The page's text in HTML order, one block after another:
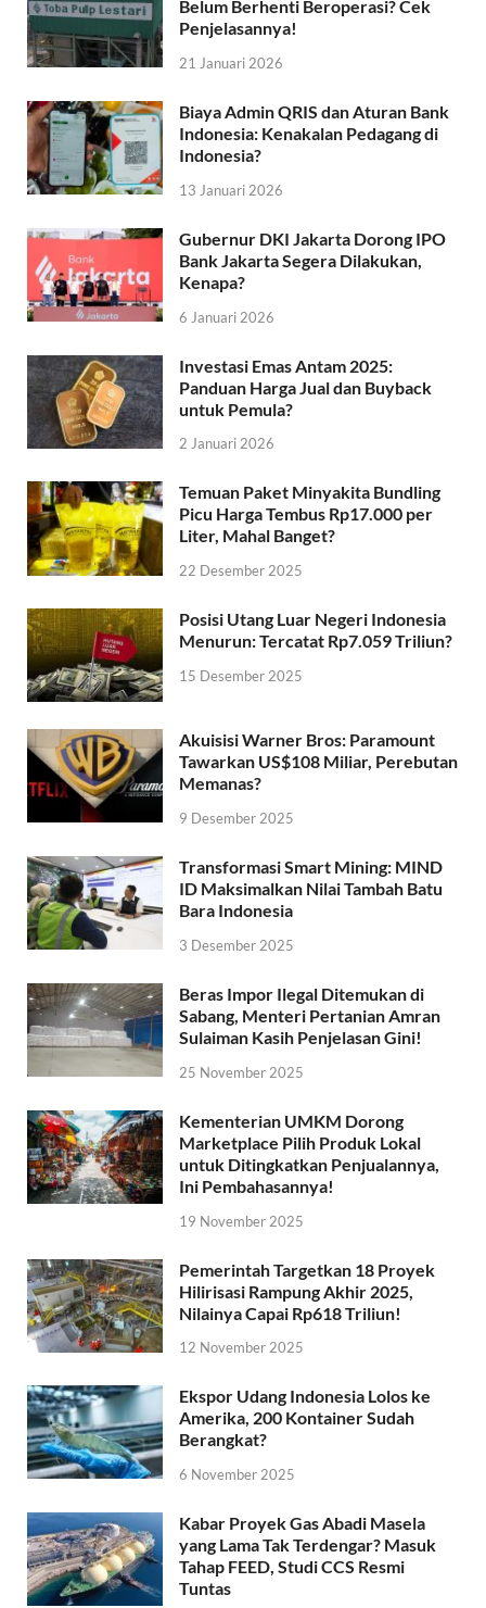
Belum Berhenti Beroperasi? Cek
Penjelasannya!
21 Januari 2026
Biaya Admin QRIS dan Aturan Bank
Indonesia: Kenakalan Pedagang di
Indonesia?
13 Januari 2026
Gubernur DKI Jakarta Dorong IPO
Bank Jakarta Segera Dilakukan,
Kenapa?
6 Januari 2026
Investasi Emas Antam 2025:
Panduan Harga Jual dan Buyback
untuk Pemula?
2 Januari 2026
Temuan Paket Minyakita Bundling
Picu Harga Tembus Rp17.000 per
Liter, Mahal Banget?
22 Desember 2025
Posisi Utang Luar Negeri Indonesia
Menurun: Tercatat Rp7.059 Triliun?
15 Desember 2025
Akuisisi Warner Bros: Paramount
Tawarkan US$108 Miliar, Perebutan
Memanas?
9 Desember 2025
Transformasi Smart Mining: MIND
ID Maksimalkan Nilai Tambah Batu
Bara Indonesia
3 Desember 2025
Beras Impor Ilegal Ditemukan di
Sabang, Menteri Pertanian Amran
Sulaiman Kasih Penjelasan Gini!
25 November 2025
Kementerian UMKM Dorong
Marketplace Pilih Produk Lokal
untuk Ditingkatkan Penjualannya,
Ini Pembahasannya!
19 November 2025
Pemerintah Targetkan 18 Proyek
Hilirisasi Rampung Akhir 2025,
Nilainya Capai Rp618 Triliun!
12 November 2025
Ekspor Udang Indonesia Lolos ke
Amerika, 200 Kontainer Sudah
Berangkat?
6 November 2025
Kabar Proyek Gas Abadi Masela
yang Lama Tak Terdengar? Masuk
Tahap FEED, Studi CCS Resmi
Tuntas